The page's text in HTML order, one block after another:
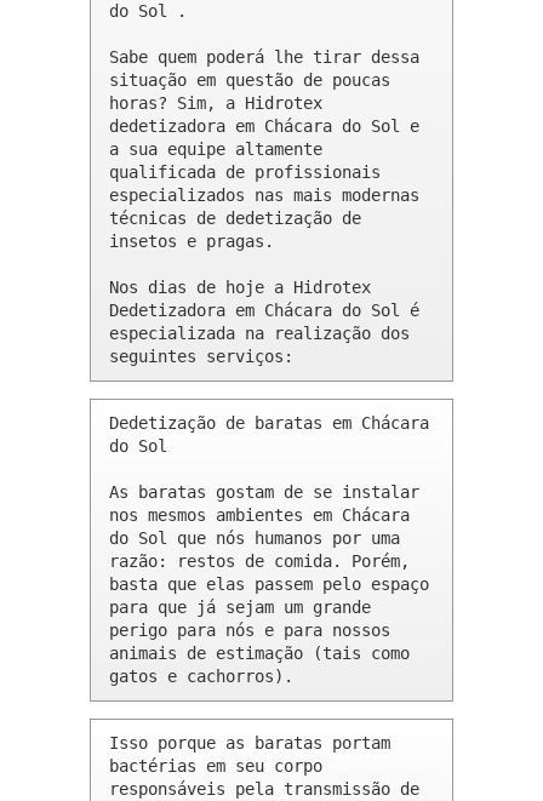
do Sol .
Sabe quem poderá lhe tirar dessa
situação em questão de poucas
horas? Sim, a Hidrotex
dedetizadora em Chácara do Sol e
a sua equipe altamente
qualificada de profissionais
especializados nas mais modernas
técnicas de dedetização de
insetos e pragas.
Nos dias de hoje a Hidrotex
Dedetizadora em Chácara do Sol é
especializada na realização dos
seguintes serviços:
Dedetização de baratas em Chácara
do Sol
As baratas gostam de se instalar
nos mesmos ambientes em Chácara
do Sol que nós humanos por uma
razão: restos de comida. Porém,
basta que elas passem pelo espaço
para que já sejam um grande
perigo para nós e para nossos
animais de estimação (tais como
gatos e cachorros).
Isso porque as baratas portam
bactérias em seu corpo
responsáveis pela transmissão de